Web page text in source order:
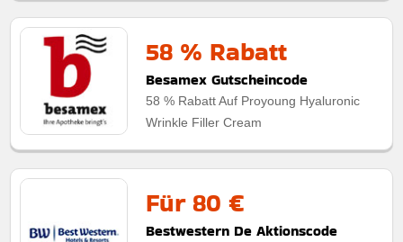
58 % Rabatt
Besamex Gutscheincode
58 % Rabatt Auf Proyoung Hyaluronic
Wrinkle Filler Cream
Für 80 €
Bestwestern De Aktionscode